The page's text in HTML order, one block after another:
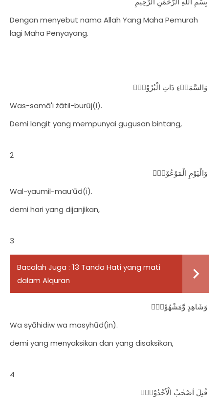
Dengan menyebut nama Allah Yang Maha Pemurah
lagi Maha Penyayang.
Was-samā'i żātil-burūj(i).
Demi langit yang mempunyai gugusan bintang,
2
Wal-yaumil-mau‘ūd(i).
demi hari yang dijanjikan,
3
Bacalah Juga : 13 Tanda Hati yang mati
dalam Alquran
Wa syāhidiw wa masyhūd(in).
demi yang menyaksikan dan yang disaksikan,
4